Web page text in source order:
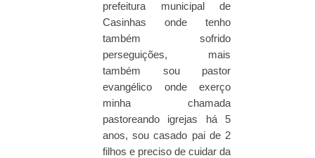
prefeitura municipal de
Casinhas onde tenho
também sofrido
perseguições, mais
também sou pastor
evangélico onde exerço
minha chamada
pastoreando igrejas há 5
anos, sou casado pai de 2
filhos e preciso de cuidar da